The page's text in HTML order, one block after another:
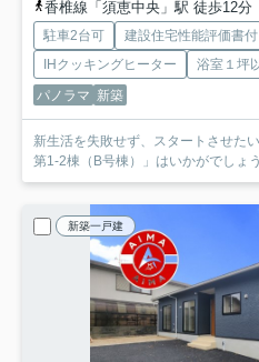
香椎線「須恵中央」駅 徒歩12分
駐車2台可 建設住宅性能評価書付
IHクッキングヒーター
浴室１坪
パノラマ 新築
新生活を失敗せず、スタートさせた
第1-2棟（B号棟）」はいかがでしょ
新築一戸建